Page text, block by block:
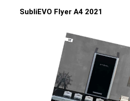
SubliEVO Flyer A4 2021